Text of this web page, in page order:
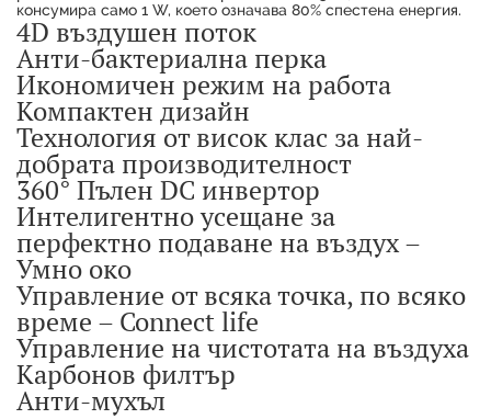
консумира само 1 W, което означава 80% спестена енергия.
4D въздушен поток
Анти-бактериална перка
Икономичен режим на работа
Компактен дизайн
Технология от висок клас за най-
добрата производителност
360° Пълен DC инвертор
Интелигентно усещане за
перфектно подаване на въздух –
Умно око
Управление от всяка точка, по всяко
време – Connect life
Управление на чистотата на въздуха
Карбонов филтър
Анти-мухъл